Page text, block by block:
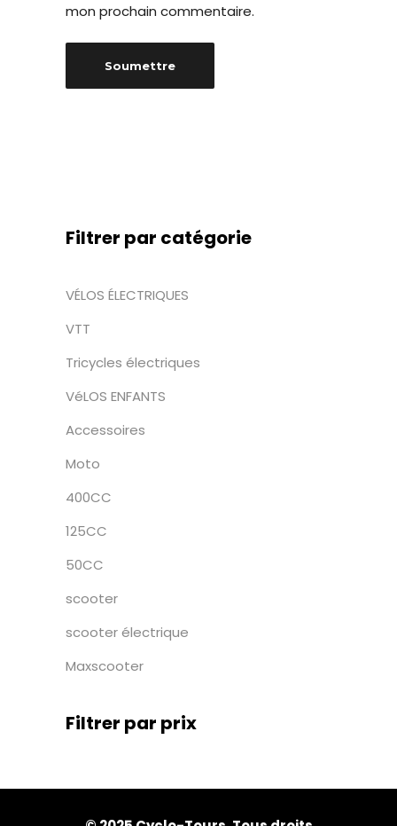
mon prochain commentaire.
Filtrer par catégorie
VÉLOS ÉLECTRIQUES
VTT
Tricycles électriques
VéLOS ENFANTS
Accessoires
Moto
400CC
125CC
50CC
scooter
scooter électrique
Maxscooter
Filtrer par prix